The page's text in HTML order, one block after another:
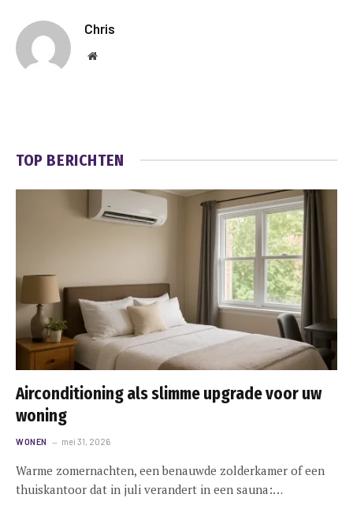
Chris
Website
TOP BERICHTEN
Airconditioning als slimme upgrade voor uw
woning
WONEN mei 31, 2026
Warme zomernachten, een benauwde zolderkamer of een
thuiskantoor dat in juli verandert in een sauna:…